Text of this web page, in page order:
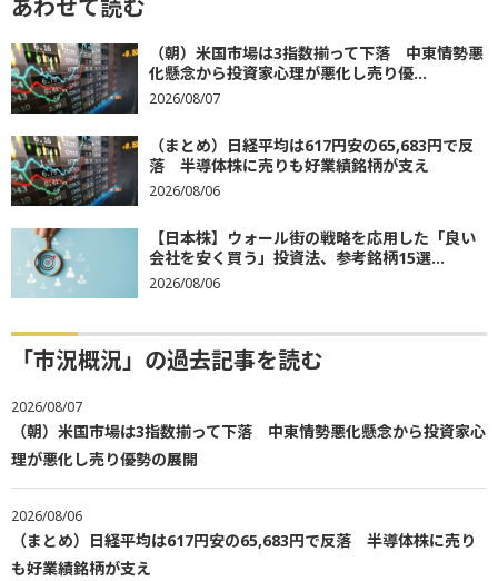
あわせて読む
（朝）米国市場は3指数揃って下落 中東情勢悪
化懸念から投資家心理が悪化し売り優...
2026/08/07
（まとめ）日経平均は617円安の65,683円で反
落 半導体株に売りも好業績銘柄が支え
2026/08/06
【日本株】ウォール街の戦略を応用した「良い
会社を安く買う」投資法、参考銘柄15選...
2026/08/06
「市況概況」の過去記事を読む
2026/08/07
（朝）米国市場は3指数揃って下落 中東情勢悪化懸念から投資家心
理が悪化し売り優勢の展開
2026/08/06
（まとめ）日経平均は617円安の65,683円で反落 半導体株に売り
も好業績銘柄が支え